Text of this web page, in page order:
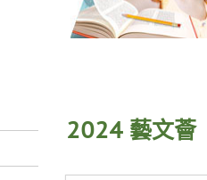
2024 藝文薈